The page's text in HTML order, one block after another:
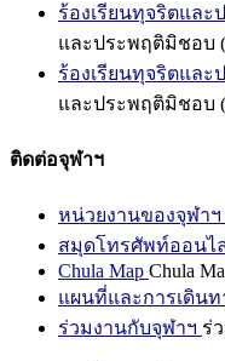
ร้องเรียนทุจริตแล
และประพฤติมิชอบ
ร้องเรียนทุจริตแล
และประพฤติมิชอบ
ติดต่อจุฬาฯ
หน่วยงานของจุฬาฯ
สมุดโทรศัพท์ออนไ
Chula Map Chula
แผนที่และการเดินท
ร่วมงานกับจุฬาฯ ร่